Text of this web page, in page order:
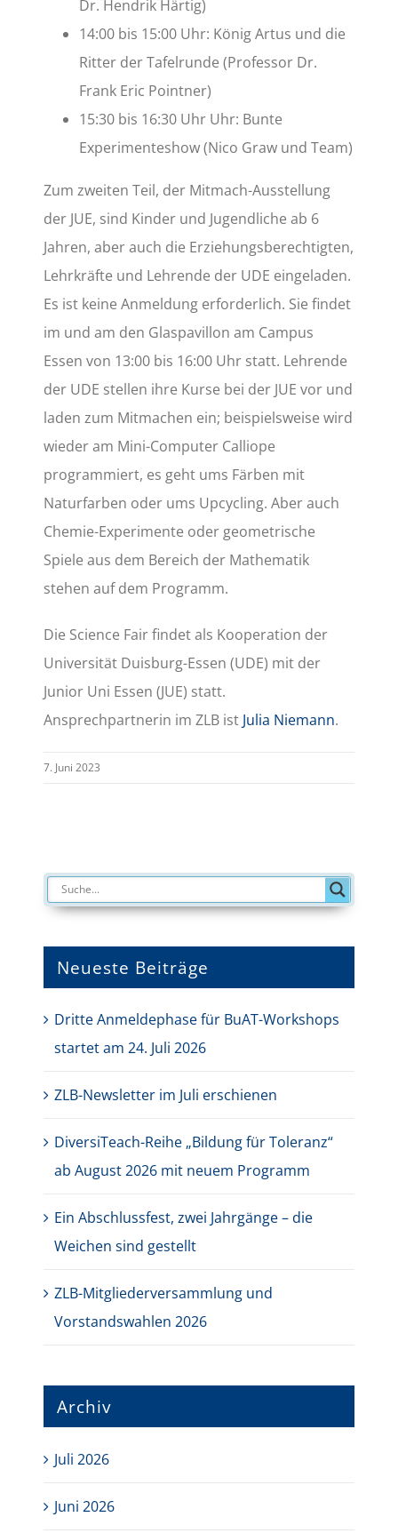
Dr. Hendrik Härtig)
14:00 bis 15:00 Uhr: König Artus und die
Ritter der Tafelrunde (Professor Dr.
Frank Eric Pointner)
15:30 bis 16:30 Uhr Uhr: Bunte
Experimenteshow (Nico Graw und Team)
Zum zweiten Teil, der Mitmach-Ausstellung
der JUE, sind Kinder und Jugendliche ab 6
Jahren, aber auch die Erziehungsberechtigten,
Lehrkräfte und Lehrende der UDE eingeladen.
Es ist keine Anmeldung erforderlich. Sie findet
im und am den Glaspavillon am Campus
Essen von 13:00 bis 16:00 Uhr statt. Lehrende
der UDE stellen ihre Kurse bei der JUE vor und
laden zum Mitmachen ein; beispielsweise wird
wieder am Mini-Computer Calliope
programmiert, es geht ums Färben mit
Naturfarben oder ums Upcycling. Aber auch
Chemie-Experimente oder geometrische
Spiele aus dem Bereich der Mathematik
stehen auf dem Programm.
Die Science Fair findet als Kooperation der
Universität Duisburg-Essen (UDE) mit der
Junior Uni Essen (JUE) statt.
Ansprechpartnerin im ZLB ist Julia Niemann.
7. Juni 2023
Neueste Beiträge
Dritte Anmeldephase für BuAT-Workshops
startet am 24. Juli 2026
ZLB-Newsletter im Juli erschienen
DiversiTeach-Reihe „Bildung für Toleranz“
ab August 2026 mit neuem Programm
Ein Abschlussfest, zwei Jahrgänge – die
Weichen sind gestellt
ZLB-Mitgliederversammlung und
Vorstandswahlen 2026
Archiv
Juli 2026
Juni 2026